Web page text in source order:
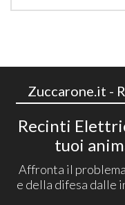
Zuccarone.it -
Recinti
tuoi
Affronta il
e della difesa dalle